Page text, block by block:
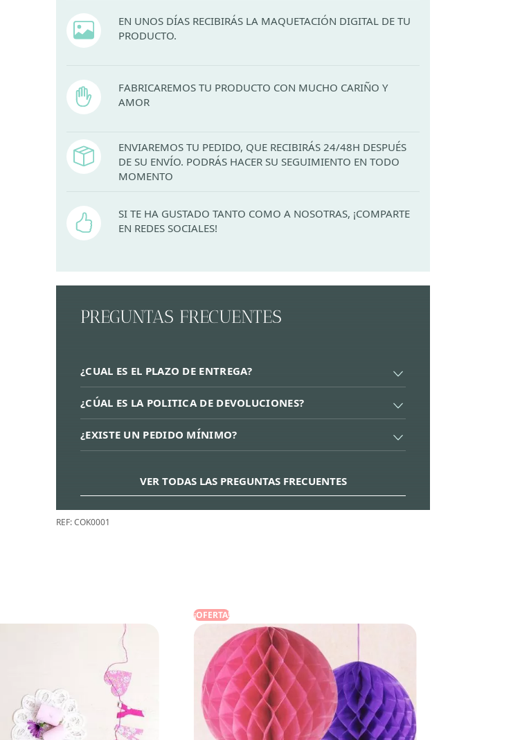
EN UNOS DÍAS RECIBIRÁS LA MAQUETACIÓN DIGITAL DE TU
PRODUCTO.
FABRICAREMOS TU PRODUCTO CON MUCHO CARIÑO Y
AMOR
ENVIAREMOS TU PEDIDO, QUE RECIBIRÁS 24/48H DESPUÉS
DE SU ENVÍO. PODRÁS HACER SU SEGUIMIENTO EN TODO
MOMENTO
SI TE HA GUSTADO TANTO COMO A NOSOTRAS, ¡COMPARTE
EN REDES SOCIALES!
PREGUNTAS FRECUENTES
¿CUAL ES EL PLAZO DE ENTREGA?
¿CÚAL ES LA POLITICA DE DEVOLUCIONES?
¿EXISTE UN PEDIDO MÍNIMO?
VER TODAS LAS PREGUNTAS FRECUENTES
REF:COK0001
¡OFERTA!